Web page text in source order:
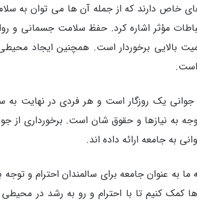
خاص دارند که از جمله آن ها می‌ توان به
مؤثر اشاره کرد. حفظ سلامت جسمانی و
بالایی برخوردار است. همچنین ایجاد
یک روزگار است و هر فردی در نهایت به
به نیازها و حقوق شان است. برخورداری از
به جامعه ارائه داده‌ اند.
ما به عنوان جامعه برای سالمندان احترام و
کمک کنیم تا با احترام و رو به رشد در